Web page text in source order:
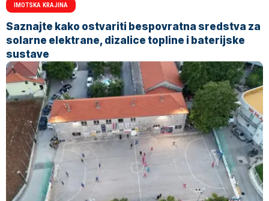
IMOTSKA KRAJINA
Saznajte kako ostvariti bespovratna sredstva za
solarne elektrane, dizalice topline i baterijske
sustave